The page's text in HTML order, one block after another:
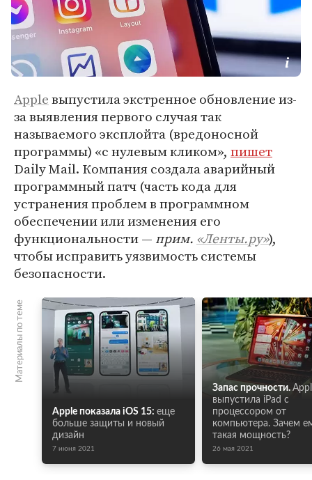
Appleвыпустила экстренное обновление из-
за выявления первого случая так
называемого эксплойта (вредоносной
программы) «с нулевым кликом», пишет
Daily Mail. Компания создала аварийный
программный патч (часть кода для
устранения проблем в программном
обеспечении или изменения его
функциональности — прим. «Ленты.ру»),
чтобы исправить уязвимость системы
безопасности.
Материалы по теме
Apple показала iOS 15: еще
больше защиты и новый
дизайн
7 июня 2021
Запас прочности.
выпустила iPad с
процессором от
компьютера. Зачем
такая мощность?
26 мая 2021